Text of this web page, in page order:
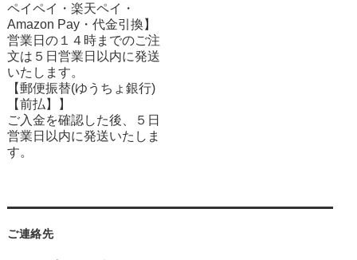
ペイペイ・楽天ペイ・
Amazon Pay・ 代金引換】
営業日の１４時までのご注
文は５日営業日以内に発送
いたします。
【郵便振替(ゆうちょ銀行)
【前払】】
ご入金を確認した後、５日
営業日以内に発送いたしま
す。
ご連絡先